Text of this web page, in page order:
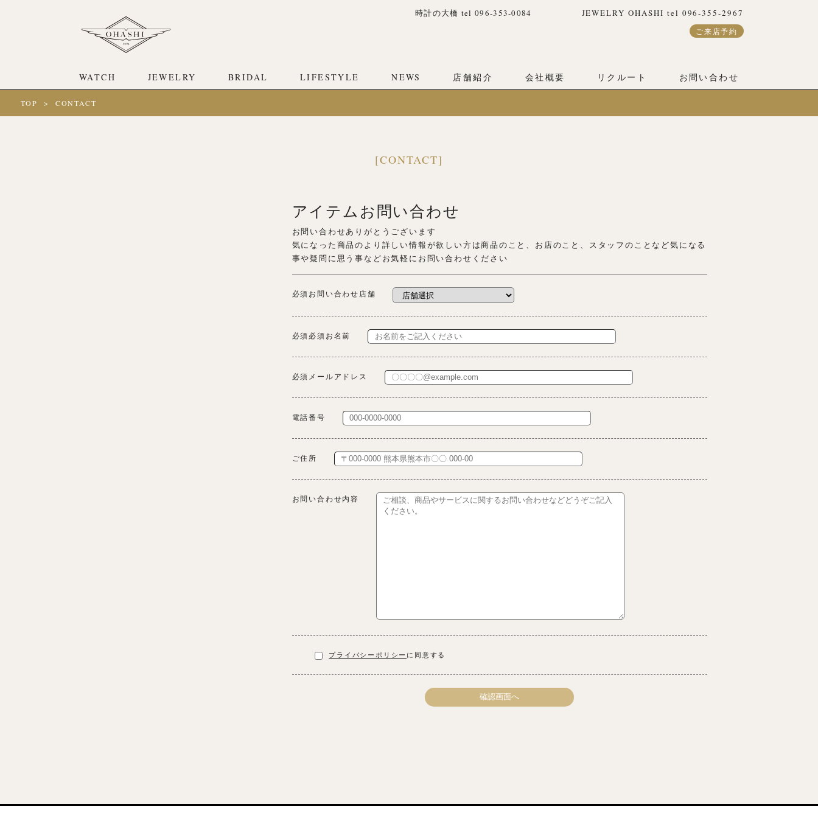
時計の大橋 tel 096-353-0084 JEWELRY OHASHI tel 096-355-2967
ご来店予約
WATCH JEWELRY BRIDAL LIFESTYLE NEWS 店舗紹介 会社概要 リクルート お問い合わせ
TOP CONTACT
[CONTACT]
アイテムお問い合わせ
お問い合わせありがとうございます
気になった商品のより詳しい情報が欲しい方は商品のこと、お店のこと、スタッフのことなど気になる
事や疑問に思う事などお気軽にお問い合わせください
必須お問い合わせ店舗
必須必須お名前
必須メールアドレス
電話番号
ご住所
お問い合わせ内容
プライバシーポリシー に同意する